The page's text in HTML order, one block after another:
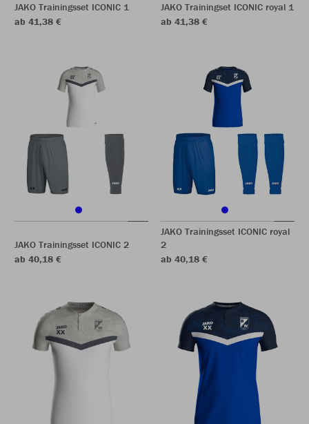
JAKO Trainingsset ICONIC 1
ab 41,38 €
JAKO Trainingset ICONIC royal 1
ab 41,38 €
JAKO Trainingsset ICONIC 2
ab 40,18 €
JAKO Trainingsset ICONIC royal
2
ab 40,18 €